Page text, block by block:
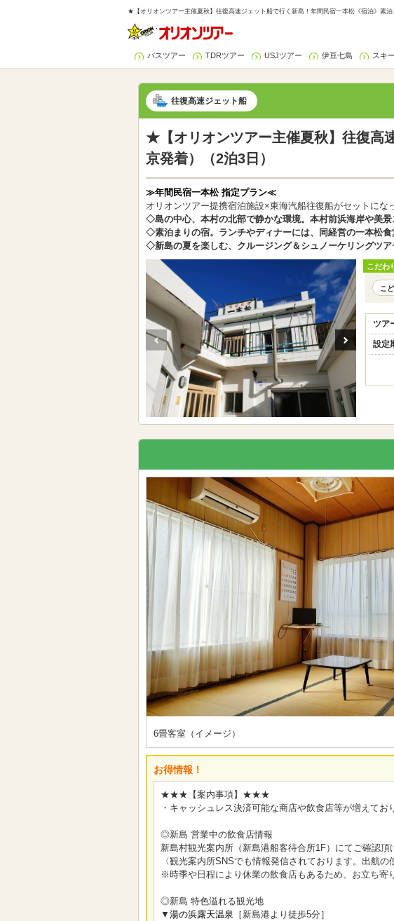
★【オリオンツアー主催夏秋】往復高速ジェット船で行く新島！年間民宿一本松《宿泊》素
バスツアー TDRツアー USJツアー 伊豆七島 スキ
往復高速ジェット船
★【オリオンツアー主催夏秋】往復高
京発着）（2泊3日）
≫年間民宿一本松 指定プラン≪
オリオンツアー提携宿泊施設×東海汽船往復船がセットにな
◇島の中心、本村の北部で静かな環境。本村前浜海岸や美景
◇素泊まりの宿。ランチやディナーには、同経営の一本松食
◇新島の夏を楽しむ、クルージング＆シュノーケリングツア
こだわ
こ
ツア
設定
6畳客室（イメージ）
お得情報！
★★★【案内事項】★★★
・キャッシュレス決済可能な商店や飲食店等が増えてお
◎新島 営業中の飲食店情報
新島村観光案内所（新島港船客待合所1F）にてご確認頂
〈観光案内所SNSでも情報発信されております。出航の
※時季や日程により休業の飲食店もあるため、お立ち寄
◎新島 特色溢れる観光地
▼ 湯の浜露天温泉 ［新島港より徒歩5分］